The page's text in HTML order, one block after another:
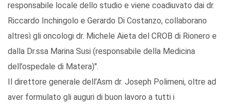
responsabile locale dello studio e viene coadiuvato dai dr.
Riccardo Inchingolo e Gerardo Di Costanzo, collaborano
altresì gli oncologi dr. Michele Aieta del CROB di Rionero e
dalla Dr.ssa Marina Susi (responsabile della Medicina
dell’ospedale di Matera)".
Il direttore generale dell’Asm dr. Joseph Polimeni, oltre ad
aver formulato gli auguri di buon lavoro a tutti i